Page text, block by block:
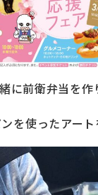
に前衛弁当を作
を使ったアート